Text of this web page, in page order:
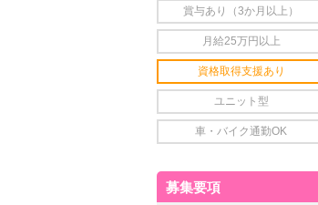
賞与あり（3か月以上）
月給25万円以上
資格取得支援あり
ユニット型
車・バイク通勤OK
募集要項